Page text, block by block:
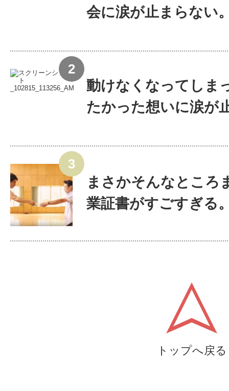
会に涙が止まらない
動けなくなってしま
たかった想いに涙が
まさかそんなところ
業証書がすごすぎる
トップへ戻る